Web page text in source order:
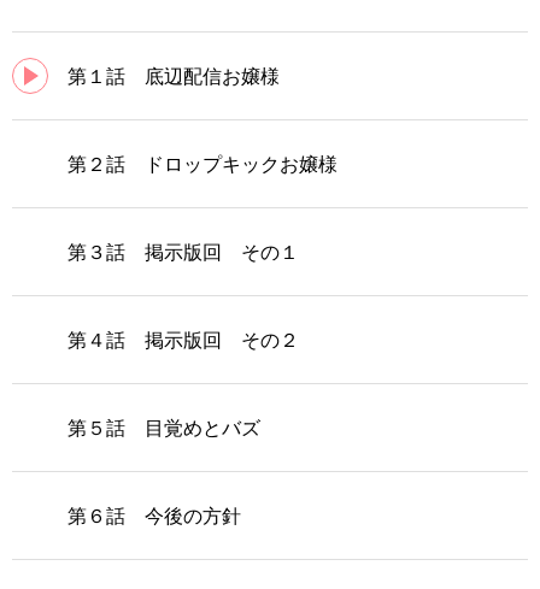
第１話 底辺配信お嬢様
第２話 ドロップキックお嬢様
第３話 掲示版回 その１
第４話 掲示版回 その２
第５話 目覚めとバズ
第６話 今後の方針